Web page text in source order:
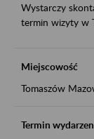
Wystarczy
termin wizyty w
Miejscowość
Tomaszów
Termin